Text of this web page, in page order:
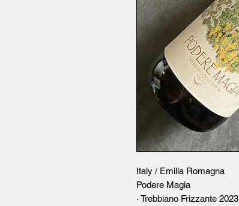
Italy / Emilia Romagna
Podere Magia
· Trebbiano Frizzante 2023